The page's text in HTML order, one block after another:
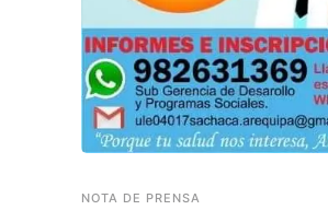
NOTA DE PRENSA